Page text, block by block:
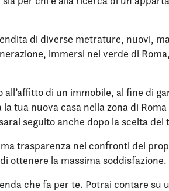
di diverse metrature, nuovi,
immersi nel verde di
di un immobile, al fine di
tua nuova casa nella zona di
seguito anche dopo la scelta del
trasparenza nei confronti dei
ottenere la massima soddisfazione.
che fa per te. Potrai contare su